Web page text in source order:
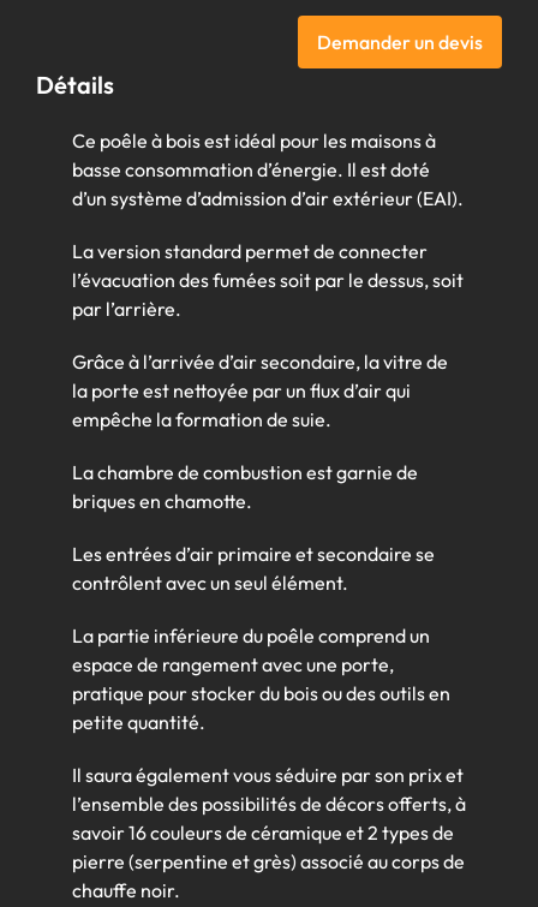
Demander un devis
Détails
Ce poêle à bois est idéal pour les maisons à
basse consommation d’énergie. Il est doté
d’un système d’admission d’air extérieur (EAI).
La version standard permet de connecter
l’évacuation des fumées soit par le dessus, soit
par l’arrière.
Grâce à l’arrivée d’air secondaire, la vitre de
la porte est nettoyée par un flux d’air qui
empêche la formation de suie.
La chambre de combustion est garnie de
briques en chamotte.
Les entrées d’air primaire et secondaire se
contrôlent avec un seul élément.
La partie inférieure du poêle comprend un
espace de rangement avec une porte,
pratique pour stocker du bois ou des outils en
petite quantité.
Il saura également vous séduire par son prix et
l’ensemble des possibilités de décors offerts, à
savoir 16 couleurs de céramique et 2 types de
pierre (serpentine et grès) associé au corps de
chauffe noir.